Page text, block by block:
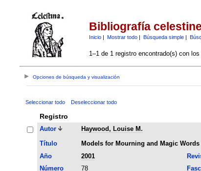
Bibliografía
Inicio| Mostrar todo| Búsqueda simple|
1–1 de 1 registro encontrado(s) con
Opciones de búsqueda y visualización
Seleccionar todo Deseleccionar todo
Registro
Autor
Haywood, Louise M.
Título
Models for Mourning and Magic
Año
2001
Número
78